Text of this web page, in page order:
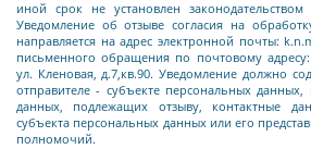
иной срок не установлен
Уведомление об отзыве согласия на
направляется на адрес электронной почты:
письменного обращения по почтовому адресу:
ул. Кленовая, д.7,кв.90. Уведомление должно
отправителе - субъекте персональных
данных, подлежащих отзыву, контактные
субъекта персональных данных или его
полномочий.